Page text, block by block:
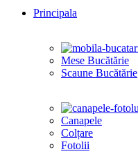
Principala
Mese Bucătărie
Scaune Bucătărie
Canapele
Colțare
Fotolii